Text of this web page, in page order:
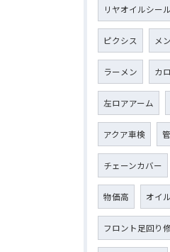
リヤオイルシー
ピクシス メ
ラーメン カ
左ロアアーム
アクア車検
チェーンカバー
物価高 オイル
フロント足回り